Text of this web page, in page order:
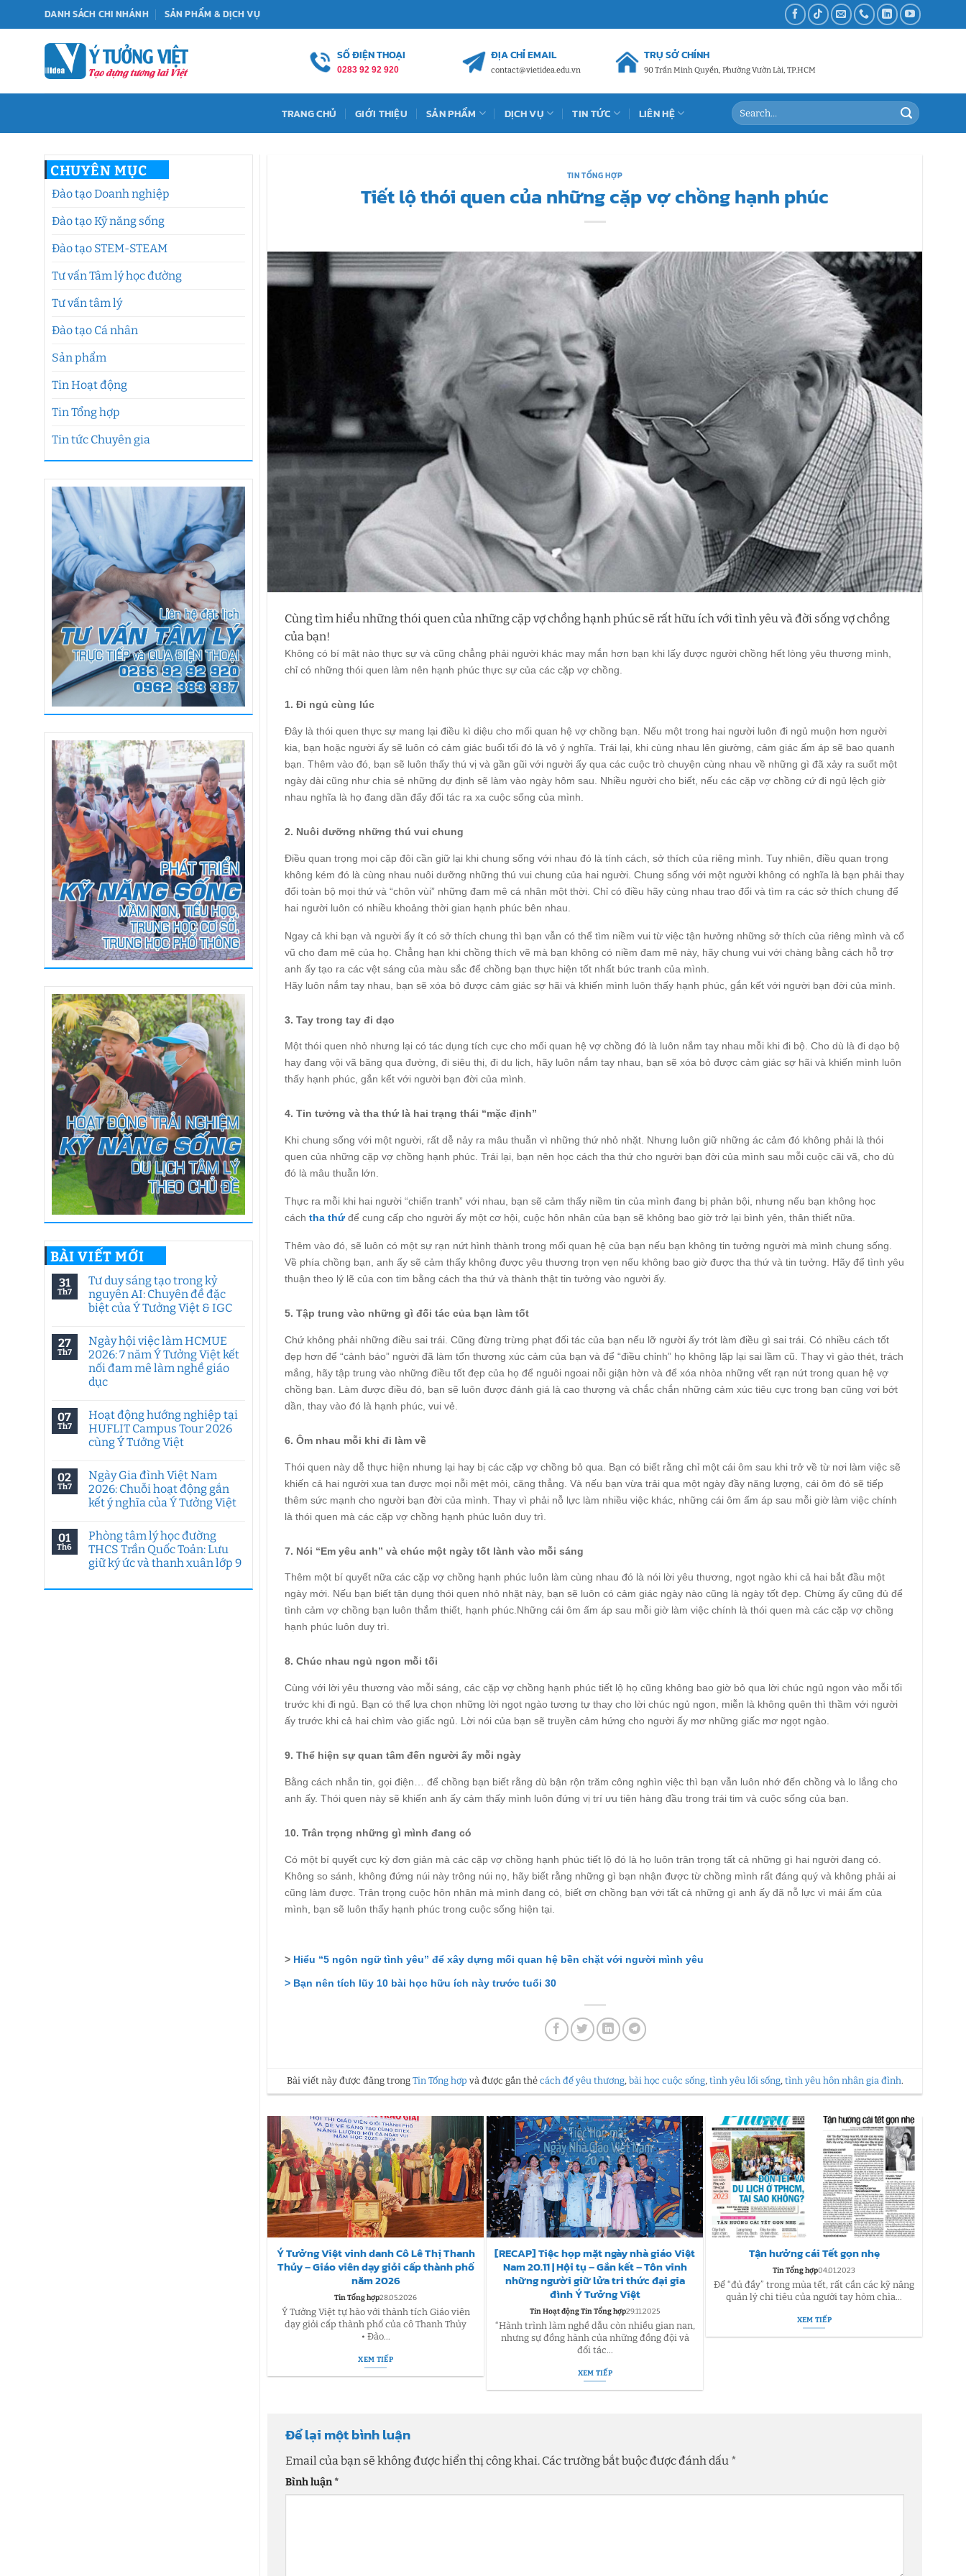
qua
DANH SÁCH CHI NHÁNH SẢN PHẨM & DỊCH VỤ
SỐ ĐIỆN THOẠI
0283 92 92 920
ĐỊA CHỈ EMAIL
contact@vietidea.edu.vn
TRỤ SỞ CHÍNH
90 Trần Minh Quyền, Phường Vườn Lài, TP.HCM
TRANG CHỦ GIỚI THIỆU SẢN PHẨM DỊCH VỤ TIN TỨC LIÊN HỆ
CHUYÊN MỤC
Đào tạo Doanh nghiệp
Đào tạo Kỹ năng sống
Đào tạo STEM-STEAM
Tư vấn Tâm lý học đường
Tư vấn tâm lý
Đào tạo Cá nhân
Sản phẩm
Tin Hoạt động
Tin Tổng hợp
Tin tức Chuyên gia
BÀI VIẾT MỚI
31
Th7
Tư duy sáng tạo trong kỷ
nguyên AI: Chuyên đề đặc
biệt của Ý Tưởng Việt & IGC
bình
luận
ở
Tư
duy
sáng
kỷ
nguyên
AI:
Chuyên
biệt
của
Ý
Tưởng
Việt
27
Th7
Ngày hội việc làm HCMUE
2026: 7 năm Ý Tưởng Việt kết
nối đam mê làm nghề giáo
dục
bình
luận
ở
Ngày
làm
HCMUE
2026:
7
năm
Việt
kết
nối
đam
nghề
07
Th7
Hoạt động hướng nghiệp tại
HUFLIT Campus Tour 2026
cùng Ý Tưởng Việt
bình
luận
ở
Hoạt
nghiệp
tại
HUFLIT
Campus
Tour
cùng
02
Th7
Ngày Gia đình Việt Nam
2026: Chuỗi hoạt động gắn
kết ý nghĩa của Ý Tưởng Việt
bình
luận
ở
Ngày
Gia
Việt
01
Th6
Phòng tâm lý học đường
THCS Trần Quốc Toản: Lưu
giữ ký ức và thanh xuân lớp 9
có
TIN TỔNG HỢP
Tiết lộ thói quen của những cặp vợ chồng hạnh phúc
Cùng tìm hiểu những thói quen của những cặp vợ chồng hạnh phúc sẽ rất hữu ích với tình yêu và đời sống vợ chồng
của bạn!
Không có bí mật nào thực sự và cũng chẳng phải người khác may mắn hơn bạn khi lấy được người chồng hết lòng yêu thương mình,
chỉ có những thói quen làm nên hạnh phúc thực sự của các cặp vợ chồng.
1. Đi ngủ cùng lúc
Đây là thói quen thực sự mang lại điều kì diệu cho mối quan hệ vợ chồng bạn. Nếu một trong hai người luôn đi ngủ muộn hơn người
kia, bạn hoặc người ấy sẽ luôn có cảm giác buổi tối đó là vô ý nghĩa. Trái lại, khi cùng nhau lên giường, cảm giác ấm áp sẽ bao quanh
bạn. Thêm vào đó, bạn sẽ luôn thấy thú vị và gần gũi với người ấy qua các cuộc trò chuyện cùng nhau về những gì đã xảy ra suốt một
ngày dài cũng như chia sẻ những dự định sẽ làm vào ngày hôm sau. Nhiều người cho biết, nếu các cặp vợ chồng cứ đi ngủ lệch giờ
nhau nghĩa là họ đang dần đẩy đối tác ra xa cuộc sống của mình.
2. Nuôi dưỡng những thú vui chung
Điều quan trọng mọi cặp đôi cần giữ lại khi chung sống với nhau đó là tính cách, sở thích của riêng mình. Tuy nhiên, điều quan trọng
không kém đó là cùng nhau nuôi dưỡng những thú vui chung của hai người. Chung sống với một người không có nghĩa là bạn phải thay
đổi toàn bộ mọi thứ và “chôn vùi” những đam mê cá nhân một thời. Chỉ có điều hãy cùng nhau trao đổi và tìm ra các sở thích chung để
hai người luôn có nhiều khoảng thời gian hạnh phúc bên nhau.
Ngay cả khi bạn và người ấy ít có sở thích chung thì bạn vẫn có thể tìm niềm vui từ việc tận hưởng những sở thích của riêng mình và cổ
vũ cho đam mê của họ. Chẳng hạn khi chồng thích vẽ mà bạn không có niềm đam mê này, hãy chung vui với chàng bằng cách hỗ trợ
anh ấy tạo ra các vệt sáng của màu sắc để chồng bạn thực hiện tốt nhất bức tranh của mình.
Hãy luôn nắm tay nhau, bạn sẽ xóa bỏ được cảm giác sợ hãi và khiến mình luôn thấy hạnh phúc, gắn kết với người bạn đời của mình.
3. Tay trong tay đi dạo
Một thói quen nhỏ nhưng lại có tác dụng tích cực cho mối quan hệ vợ chồng đó là luôn nắm tay nhau mỗi khi đi bộ. Cho dù là đi dạo bộ
hay đang vội vã băng qua đường, đi siêu thị, đi du lịch, hãy luôn nắm tay nhau, bạn sẽ xóa bỏ được cảm giác sợ hãi và khiến mình luôn
thấy hạnh phúc, gắn kết với người bạn đời của mình.
4. Tin tưởng và tha thứ là hai trạng thái “mặc định”
Khi chung sống với một người, rất dễ nảy ra mâu thuẫn vì những thứ nhỏ nhặt. Nhưng luôn giữ những ác cảm đó không phải là thói
quen của những cặp vợ chồng hạnh phúc. Trái lại, bạn nên học cách tha thứ cho người bạn đời của mình sau mỗi cuộc cãi vã, cho dù
đó là mâu thuẫn lớn.
Thực ra mỗi khi hai người “chiến tranh” với nhau, bạn sẽ cảm thấy niềm tin của mình đang bị phản bội, nhưng nếu bạn không học
cáchtha thứđể cung cấp cho người ấy một cơ hội, cuộc hôn nhân của bạn sẽ không bao giờ trở lại bình yên, thân thiết nữa.
Thêm vào đó, sẽ luôn có một sự rạn nứt hình thành trong mối quan hệ của bạn nếu bạn không tin tưởng người mà mình chung sống.
Về phía chồng bạn, anh ấy sẽ cảm thấy không được yêu thương trọn vẹn nếu không bao giờ được tha thứ và tin tưởng. Hãy để tình yêu
thuận theo lý lẽ của con tim bằng cách tha thứ và thành thật tin tưởng vào người ấy.
5. Tập trung vào những gì đối tác của bạn làm tốt
Chứ không phải những điều sai trái. Cũng đừng trừng phạt đối tác của bạn nếu lỡ người ấy trót làm điều gì sai trái. Có nhiều cách tốt
đẹp hơn để “cảnh báo” người đã làm tổn thương xúc cảm của bạn và để “điều chỉnh” họ không lặp lại sai lầm cũ. Thay vì gào thét, trách
mắng, hãy tập trung vào những điều tốt đẹp của họ để nguôi ngoai nỗi giận hờn và để xóa nhòa những vết rạn nứt trong quan hệ vợ
chồng bạn. Làm được điều đó, bạn sẽ luôn được đánh giá là cao thượng và chắc chắn những cảm xúc tiêu cực trong bạn cũng vơi bớt
dần, thay vào đó là hạnh phúc, vui vẻ.
6. Ôm nhau mỗi khi đi làm về
Thói quen này dễ thực hiện nhưng lại hay bị các cặp vợ chồng bỏ qua. Bạn có biết rằng chỉ một cái ôm sau khi trở về từ nơi làm việc sẽ
khiến cả hai người xua tan được mọi nỗi mệt mỏi, căng thẳng. Và nếu bạn vừa trải qua một ngày đầy năng lượng, cái ôm đó sẽ tiếp
thêm sức mạnh cho người bạn đời của mình. Thay vì phải nỗ lực làm nhiều việc khác, những cái ôm ấm áp sau mỗi giờ làm việc chính
là thói quen mà các cặp vợ chồng hạnh phúc luôn duy trì.
7. Nói “Em yêu anh” và chúc một ngày tốt lành vào mỗi sáng
Thêm một bí quyết nữa các cặp vợ chồng hạnh phúc luôn làm cùng nhau đó là nói lời yêu thương, ngọt ngào khi cả hai bắt đầu một
ngày mới. Nếu bạn biết tận dụng thói quen nhỏ nhặt này, bạn sẽ luôn có cảm giác ngày nào cũng là ngày tốt đẹp. Chừng ấy cũng đủ để
tình cảm vợ chồng bạn luôn thắm thiết, hạnh phúc.Những cái ôm ấm áp sau mỗi giờ làm việc chính là thói quen mà các cặp vợ chồng
hạnh phúc luôn duy trì.
8. Chúc nhau ngủ ngon mỗi tối
Cùng với lời yêu thương vào mỗi sáng, các cặp vợ chồng hạnh phúc tiết lộ họ cũng không bao giờ bỏ qua lời chúc ngủ ngon vào mỗi tối
trước khi đi ngủ. Bạn có thể lựa chọn những lời ngọt ngào tương tự thay cho lời chúc ngủ ngon, miễn là không quên thì thầm với người
ấy trước khi cả hai chìm vào giấc ngủ. Lời nói của bạn sẽ truyền cảm hứng cho người ấy mơ những giấc mơ ngọt ngào.
9. Thể hiện sự quan tâm đến người ấy mỗi ngày
Bằng cách nhắn tin, gọi điện… để chồng bạn biết rằng dù bận rộn trăm công nghìn việc thì bạn vẫn luôn nhớ đến chồng và lo lắng cho
anh ấy. Thói quen này sẽ khiến anh ấy cảm thấy mình luôn đứng vị trí ưu tiên hàng đầu trong trái tim và cuộc sống của bạn.
10. Trân trọng những gì mình đang có
Có một bí quyết cực kỳ đơn giản mà các cặp vợ chồng hạnh phúc tiết lộ đó là họ luôn trân trọng tất cả những gì hai người đang có.
Không so sánh, không đứng núi này trông núi nọ, hãy biết rằng những gì bạn nhận được từ chồng mình rất đáng quý và không phải ai
cũng làm được. Trân trọng cuộc hôn nhân mà mình đang có, biết ơn chồng bạn với tất cả những gì anh ấy đã nỗ lực vì mái ấm của
mình, bạn sẽ luôn thấy hạnh phúc trong cuộc sống hiện tại.
> Hiểu “5 ngôn ngữ tình yêu” để xây dựng mối quan hệ bền chặt với người mình yêu
> Bạn nên tích lũy 10 bài học hữu ích này trước tuổi 30
Bài viết này được đăng trong Tin Tổng hợp và được gắn thẻ cách để yêu thương, bài học cuộc sống, tình yêu lối sống, tình yêu hôn nhân gia đình.
Ý Tưởng Việt vinh danh Cô Lê Thị Thanh
Thủy – Giáo viên dạy giỏi cấp thành phố
năm 2026
Tin Tổng hợp28.05.2026
Ý Tưởng Việt tự hào với thành tích Giáo viên
dạy giỏi cấp thành phố của cô Thanh Thủy
• Đào...
XEM TIẾP
[RECAP] Tiệc họp mặt ngày nhà giáo Việt
Nam 20.11 | Hội tụ – Gắn kết – Tôn vinh
những người giữ lửa tri thức đại gia
đình Ý Tưởng Việt
Tin Hoạt động Tin Tổng hợp29.11.2025
“Hành trình làm nghề dẫu còn nhiều gian nan,
nhưng sự đồng hành của những đồng đội và
đối tác...
XEM TIẾP
Tận hưởng cái Tết gọn nhẹ
Tin Tổng hợp04.01.2023
Để “đủ đầy” trong mùa tết, rất cần các kỹ năng
quản lý chi tiêu của người tay hòm chìa...
XEM TIẾP
Để lại một bình luận
Email của bạn sẽ không được hiển thị công khai. Các trường bắt buộc được đánh dấu *
Bình luận*